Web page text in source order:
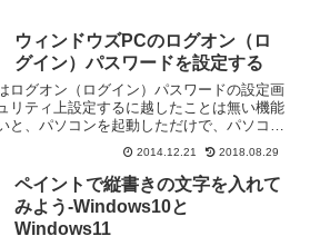
ウィンドウズPCのログオン（ロ
グイン）パスワードを設定する
ログオン（ログイン）パスワードの設定画
ティ上設定するに越したことは無い機能
、パソコンを起動しただけで、パソコン
になる。 今回はWindows...
2014.12.21 2018.08.29
ペイントで縦書きの文字を入れて
みよう-Windows10と
Windows11